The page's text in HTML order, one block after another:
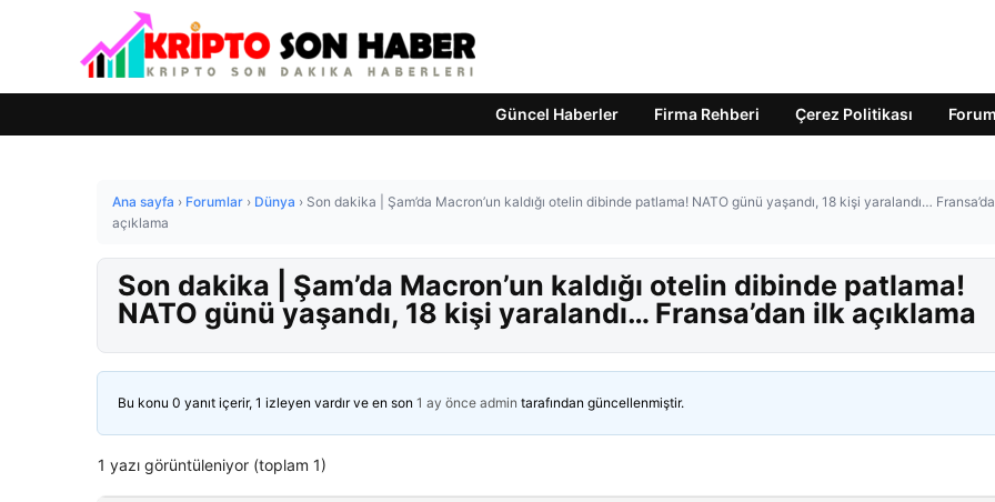
Güncel Haberler Firma Rehberi Çerez Politikası Forum
Ana sayfa › Forumlar › Dünya › Son dakika | Şam’da Macron’un kaldığı otelin dibinde patlama! NATO günü yaşandı, 18 kişi yaralandı…
açıklama
Son dakika | Şam’da Macron’un kaldığı otelin dibinde patlama!
NATO günü yaşandı, 18 kişi yaralandı… Fransa’dan ilk açıklama
Bu konu 0 yanıt içerir, 1 izleyen vardır ve en son 1 ay önce admin tarafından güncellenmiştir.
1 yazı görüntüleniyor (toplam 1)